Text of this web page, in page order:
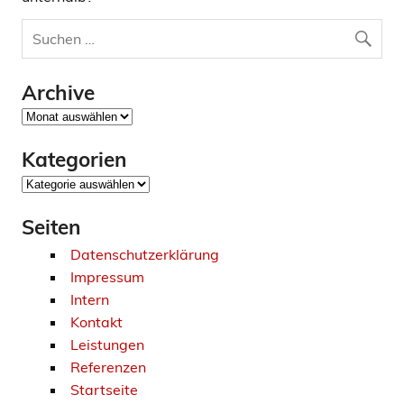
Archive
Archive
Kategorien
Kategorien
Seiten
Datenschutzerklärung
Impressum
Intern
Kontakt
Leistungen
Referenzen
Startseite